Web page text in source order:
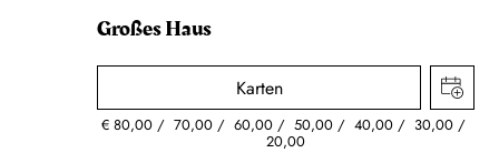
Großes Haus
Karten
€80,00 70,00 60,00 50,00 40,00 30,00
20,00